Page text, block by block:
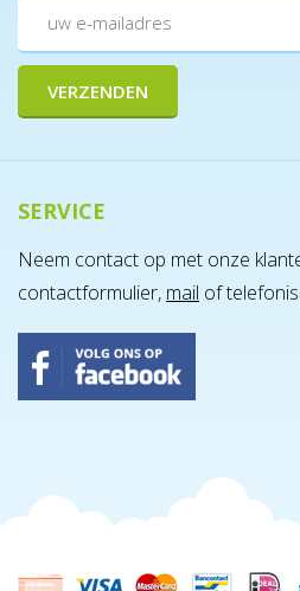
SERVICE
Neem contact op met onze
contactformulier, mail of